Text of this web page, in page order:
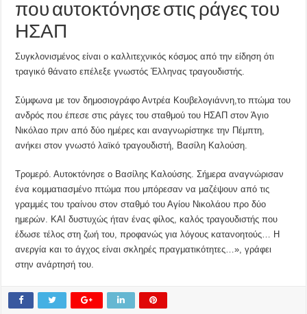
που αυτοκτόνησε στις ράγες του
ΗΣΑΠ
Συγκλονισμένος είναι ο καλλιτεχνικός κόσμος από την είδηση ότι
τραγικό θάνατο επέλεξε γνωστός Έλληνας τραγουδιστής.
Σύμφωνα με τον δημοσιογράφο Αντρέα Κουβελογιάννη,το πτώμα του
ανδρός που έπεσε στις ράγες του σταθμού του ΗΣΑΠ στον Άγιο
Νικόλαο πριν από δύο ημέρες και αναγνωρίστηκε την Πέμπτη,
ανήκει στον γνωστό λαϊκό τραγουδιστή, Βασίλη Καλούση.
Τρομερό. Αυτοκτόνησε ο Βασίλης Καλούσης. Σήμερα αναγνώρισαν
ένα κομματιασμένο πτώμα που μπόρεσαν να μαζέψουν από τις
γραμμές του τραίνου στον σταθμό του Αγίου Νικολάου προ δύο
ημερών. ΚΑΙ δυστυχώς ήταν ένας φίλος, καλός τραγουδιστής που
έδωσε τέλος στη ζωή του, προφανώς για λόγους κατανοητούς… Η
ανεργία και το άγχος είναι σκληρές πραγματικότητες…», γράφει
στην ανάρτησή του.